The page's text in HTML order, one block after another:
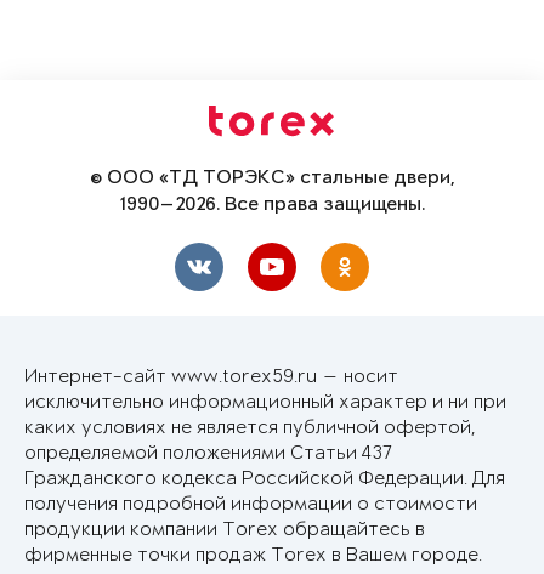
© ООО «ТД ТОРЭКС» стальные двери,
1990—2026. Все права защищены.
Интернет-сайт www.torex59.ru — носит
исключительно информационный характер и ни при
каких условиях не является публичной офертой,
определяемой положениями Статьи 437
Гражданского кодекса Российской Федерации. Для
получения подробной информации о стоимости
продукции компании Torex обращайтесь в
фирменные точки продаж Torex в Вашем городе.